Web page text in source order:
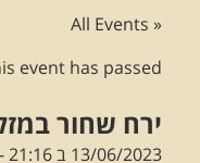
« All Events
event has passed.
ירח שחור
13/06/2023 ב 21:16 -